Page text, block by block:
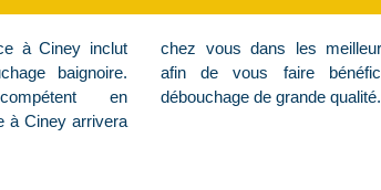
à Ciney inclut
baignoire.
en
à Ciney arrivera
délais
d’un
débouchage de grande qualité.